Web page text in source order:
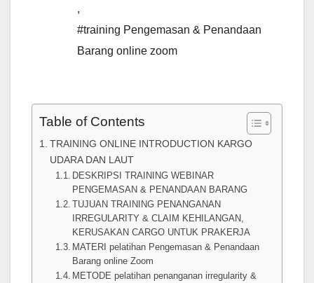
,
#training Pengemasan & Penandaan
Barang online zoom
Table of Contents
TRAINING ONLINE INTRODUCTION KARGO
UDARA DAN LAUT
DESKRIPSI TRAINING WEBINAR
PENGEMASAN & PENANDAAN BARANG
TUJUAN TRAINING PENANGANAN
IRREGULARITY & CLAIM KEHILANGAN,
KERUSAKAN CARGO UNTUK PRAKERJA
MATERI pelatihan Pengemasan & Penandaan
Barang online Zoom
METODE pelatihan penanganan irregularity &